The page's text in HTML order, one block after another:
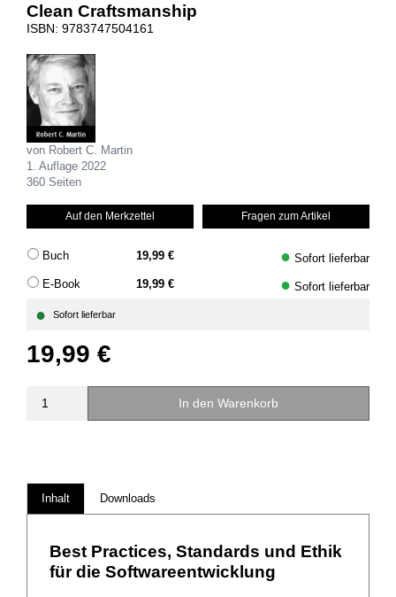
Clean Craftsmanship
ISBN: 9783747504161
von Robert C. Martin
1. Auflage 2022
360 Seiten
Auf den Merkzettel Fragen zum Artikel
Buch 19,99 € ● Sofort lieferbar
E-Book 19,99 € ● Sofort lieferbar
● Sofort lieferbar
19,99 €
In den Warenkorb
Inhalt Downloads
Best Practices, Standards und Ethik
für die Softwareentwicklung